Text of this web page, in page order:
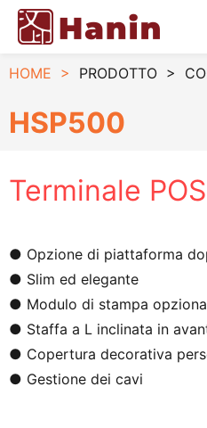
HOME > PRODOTTO >
HSP500
Terminale
● Opzione di piattaforma
● Slim ed elegante
● Modulo di stampa
● Staffa a L inclinata in
● Copertura decorativa
● Gestione dei cavi